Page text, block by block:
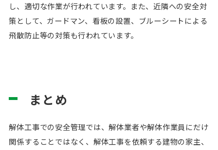
し、適切な作業が行われています。また、近隣への安全対
策として、ガードマン、看板の設置、ブルーシートによる
飛散防止等の対策も行われています。
まとめ
解体工事での安全管理では、解体業者や解体作業員にだけ
関係することではなく、解体工事を依頼する建物の家主、